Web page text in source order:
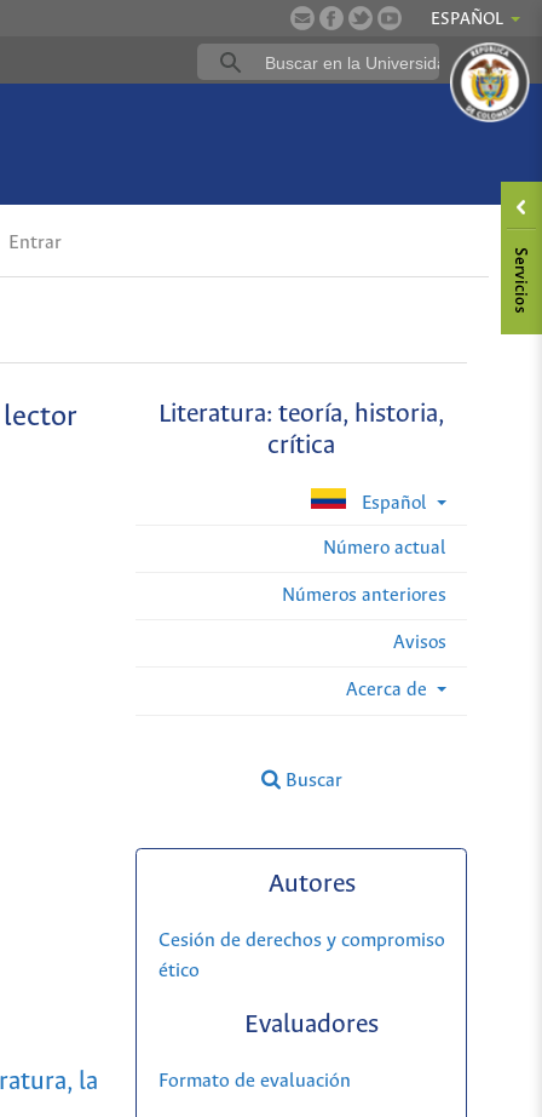
ESPAÑOL
Entrar
Literatura: teoría, historia,
crítica
Español
Número actual
Números anteriores
Avisos
Acerca de
Buscar
lector
la
Autores
Cesión de derechos y compromiso
ético
Evaluadores
Formato de evaluación